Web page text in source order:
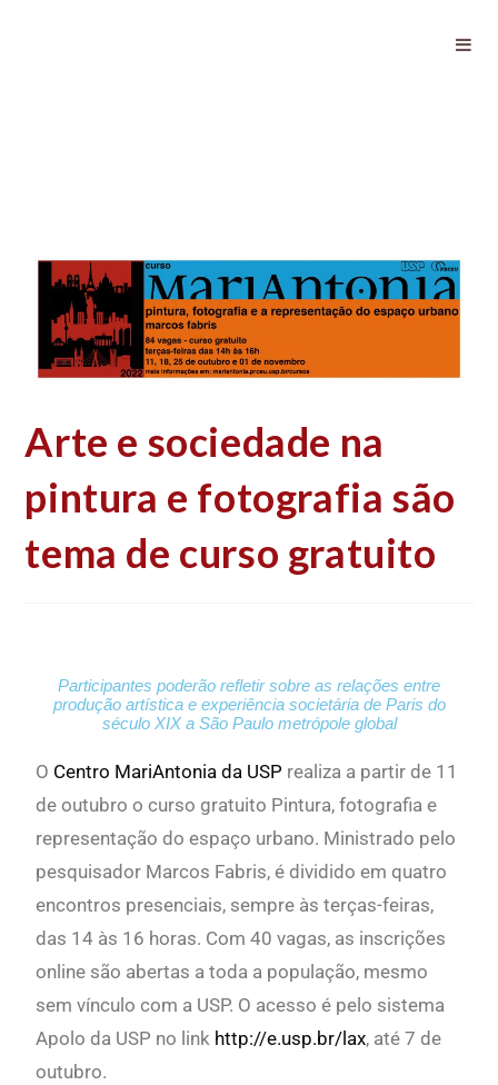
Arte e sociedade na
pintura e fotografia são
tema de curso gratuito
Participantes poderão refletir sobre as relações entre
produção artística e experiência societária de Paris do
século XIX a São Paulo metrópole global
O Centro MariAntonia da USP realiza a partir de 11
de outubro o curso gratuito Pintura, fotografia e
representação do espaço urbano. Ministrado pelo
pesquisador Marcos Fabris, é dividido em quatro
encontros presenciais, sempre às terças-feiras,
das 14 às 16 horas. Com 40 vagas, as inscrições
online são abertas a toda a população, mesmo
sem vínculo com a USP. O acesso é pelo sistema
Apolo da USP no link http://e.usp.br/lax, até 7 de
outubro.